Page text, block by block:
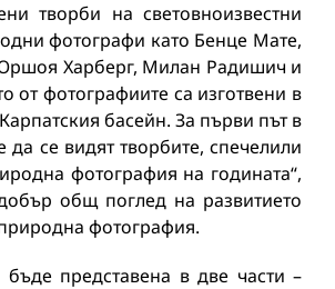
творби на световноизвестни
фотографи като Бенце Мате,
Харберг, Милан Радишич и
от фотографиите са изготвени в
басейн. За първи път в
се видят творбите, спечелили
фотография на годината“,
общ поглед на развитието
фотография.
представена в две части –